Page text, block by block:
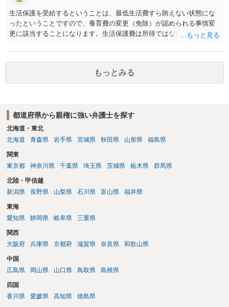
生活保護を受給するということは、最低生活費すら賄えない状態にな
ったということですので、養育費の変更（免除）が認められる事情変
更に該当することになります。生活保護費は所得ではないので、「保
支払った場合に返還請求権が認められたり役所から何らかのペナルテ
ィが課されたりするわけではなく、「残りのお金で自己責任で生活せ
よ」ということになるので、生活保護を受給することになった時はす
みやかに合意のための話し合いあるいは調停申立てをすべきでしょ
もっとみる
都道府県から親権に強い弁護士を探す
北海道・東北
北海道
青森県 岩手県 宮城県 秋田県 山形県 福島県
関東
東京都
神奈川県 千葉県 埼玉県 茨城県 栃木県 群馬県
北陸・甲信越
新潟県
長野県 山梨県 石川県 富山県 福井県
東海
愛知県
静岡県 岐阜県 三重県
関西
大阪府
兵庫県 京都府 滋賀県 奈良県 和歌山県
中国
広島県
岡山県 山口県 鳥取県 島根県
四国
香川県
愛媛県 高知県 徳島県